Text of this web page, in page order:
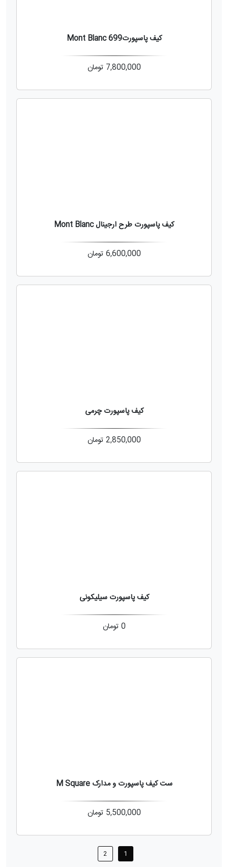
کیف پاسپورت699 Mont Blanc
7,800,000 تومان
کیف پاسپورت طرح ارجینال Mont Blanc
6,600,000 تومان
کیف پاسپورت چرمی
2,850,000 تومان
کیف پاسپورت سیلیکونی
0 تومان
ست کیف پاسپورت و مدارک M Square
5,500,000 تومان
1
2